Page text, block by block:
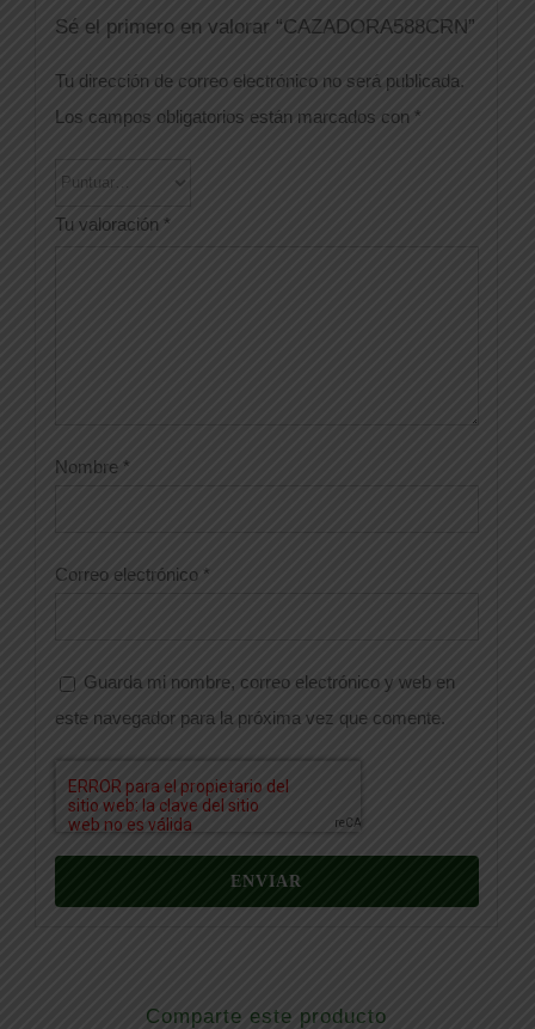
Sé el primero en valorar “CAZADORA588CRN”
Tu dirección de correo electrónico no será publicada.
Los campos obligatorios están marcados con *
Tu valoración *
Nombre *
Correo electrónico *
Guarda mi nombre, correo electrónico y web en
este navegador para la próxima vez que comente.
Comparte este producto